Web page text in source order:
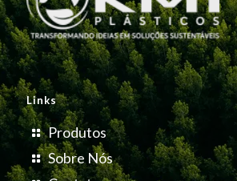
Links
Produtos
Sobre Nós